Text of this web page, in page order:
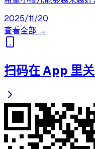
2025/11/20
查看全部 →
扫码在 App 里